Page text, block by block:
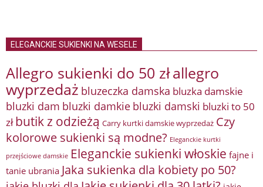
ELEGANCKIE SUKIENKI NA WESELE
Allegro sukienki do 50 złallegro
wyprzedaż bluzeczka damska bluzka damskie
bluzki dam bluzki damkie bluzki damski bluzki to 50
zł butik z odzieżą Carry kurtki damskie wyprzedaż Czy
kolorowe sukienki są modne? Eleganckie kurtki
przejściowe damskie Eleganckie sukienki włoskie fajne i
tanie ubrania Jaka sukienka dla kobiety po 50?